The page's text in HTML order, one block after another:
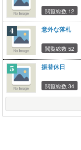
閲覧総数 12
意外な落札
閲覧総数 52
振替休日
閲覧総数 34